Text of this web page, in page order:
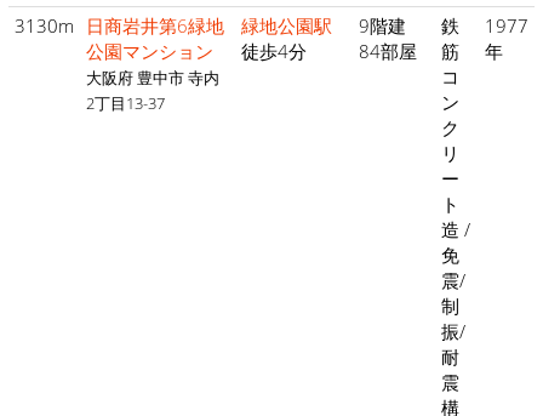
3130m
日商岩井第6緑地
公園マンション
大阪府 豊中市 寺内
2丁目13-37
緑地公園駅
徒歩4分
9階建
84部屋
鉄
筋
コ
ン
ク
リ
ー
ト
造 /
免
震/
制
振/
耐
震
構
1977
年